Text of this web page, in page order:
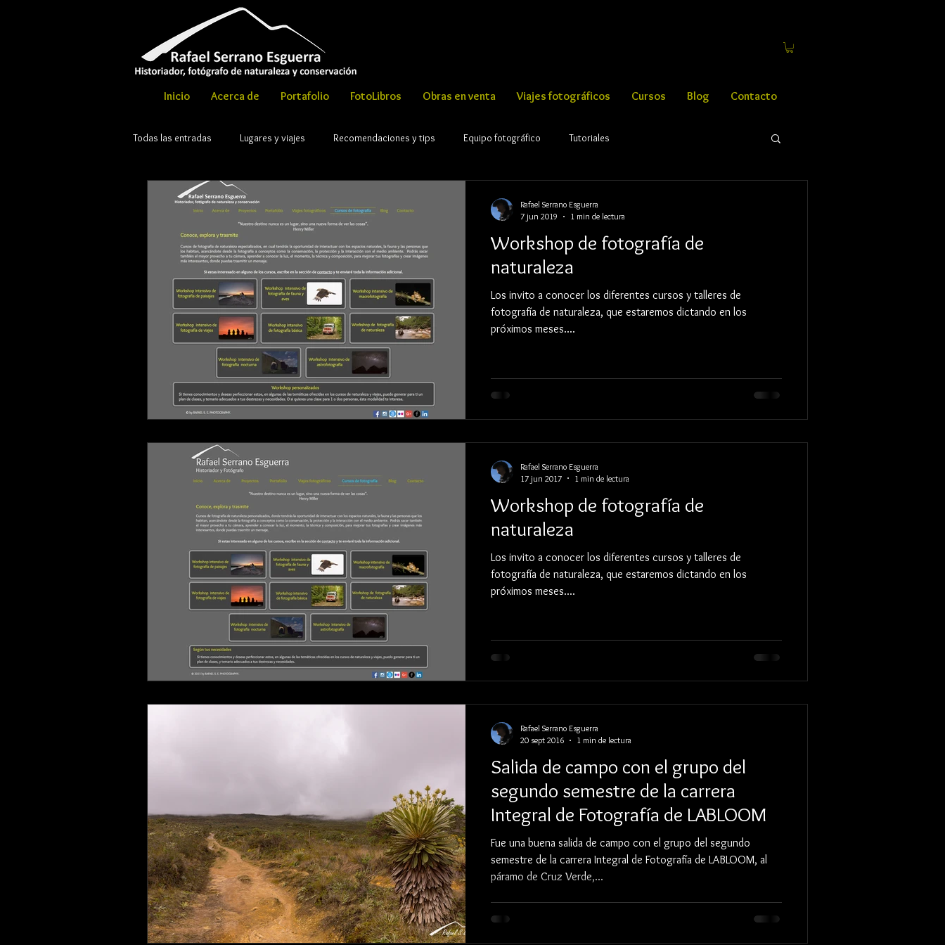
Inicio Acerca de Portafolio FotoLibros Obras en venta Viajes fotográficos Cursos Blog Contacto
Todas las entradas Lugares y viajes Recomendaciones y tips Equipo fotográfico Tutoriales
Workshop de fotografía de
naturaleza
Los invito a conocer los diferentes cursos y talleres de
fotografía de naturaleza, que estaremos dictando en los
próximos meses....
Rafael Serrano Esguerra
7 jun 2019
1 min de lectura
Workshop de fotografía de
naturaleza
Los invito a conocer los diferentes cursos y talleres de
fotografía de naturaleza, que estaremos dictando en los
próximos meses....
Rafael Serrano Esguerra
17 jun 2017
1 min de lectura
Salida de campo con el grupo del
segundo semestre de la carrera
Integral de Fotografía de LABLOOM
Fue una buena salida de campo con el grupo del segundo
semestre de la carrera Integral de Fotografía de LABLOOM, al
páramo de Cruz Verde,...
Rafael Serrano Esguerra
20 sept 2016
1 min de lectura